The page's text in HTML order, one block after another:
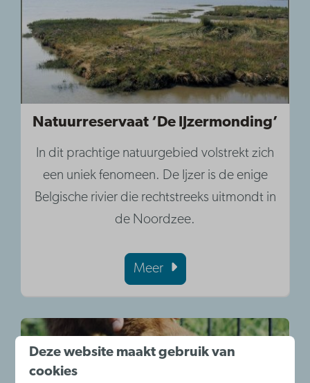
Natuurreservaat ‘De IJzermonding’
In dit prachtige natuurgebied volstrekt zich
een uniek fenomeen. De Ijzer is de enige
Belgische rivier die rechtstreeks uitmondt in
de Noordzee.
Meer
Deze website maakt gebruik van
cookies